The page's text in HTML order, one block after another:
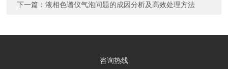
下一篇：液相色谱仪气泡问题的成因分析及高效处理方法
咨询热线